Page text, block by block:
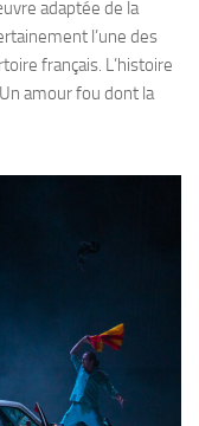
adaptée de la
l’une des
français. L’histoire
amour fou dont la